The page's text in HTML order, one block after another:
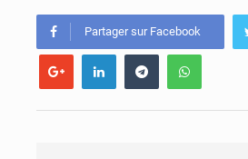
Partager sur Facebook